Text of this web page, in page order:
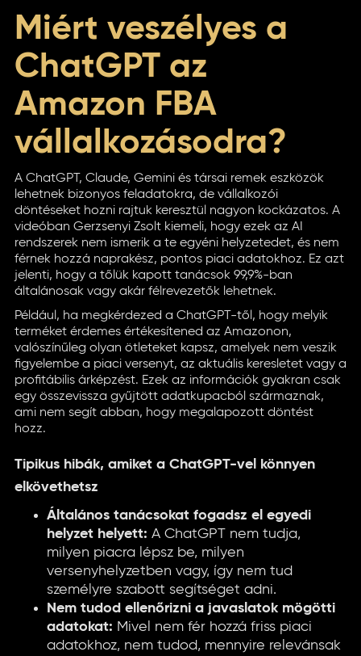
Miért veszélyes a
ChatGPT az
Amazon FBA
vállalkozásodra?
A ChatGPT, Claude, Gemini és társai remek eszközök
lehetnek bizonyos feladatokra, de vállalkozói
döntéseket hozni rajtuk keresztül nagyon kockázatos. A
videóban Gerzsenyi Zsolt kiemeli, hogy ezek az AI
rendszerek nem ismerik a te egyéni helyzetedet, és nem
férnek hozzá naprakész, pontos piaci adatokhoz. Ez azt
jelenti, hogy a tőlük kapott tanácsok 99,9%-ban
általánosak vagy akár félrevezetők lehetnek.
Például, ha megkérdezed a ChatGPT-től, hogy melyik
terméket érdemes értékesítened az Amazonon,
valószínűleg olyan ötleteket kapsz, amelyek nem veszik
figyelembe a piaci versenyt, az aktuális keresletet vagy a
profitábilis árképzést. Ezek az információk gyakran csak
egy összevissza gyűjtött adatkupacból származnak,
ami nem segít abban, hogy megalapozott döntést
hozz.
Tipikus hibák, amiket a ChatGPT-vel könnyen
elkövethetsz
Általános tanácsokat fogadsz el egyedi
helyzet helyett: A ChatGPT nem tudja,
milyen piacra lépsz be, milyen
versenyhelyzetben vagy, így nem tud
személyre szabott segítséget adni.
Nem tudod ellenőrizni a javaslatok mögötti
adatokat: Mivel nem fér hozzá friss piaci
adatokhoz, nem tudod, mennyire relevánsak